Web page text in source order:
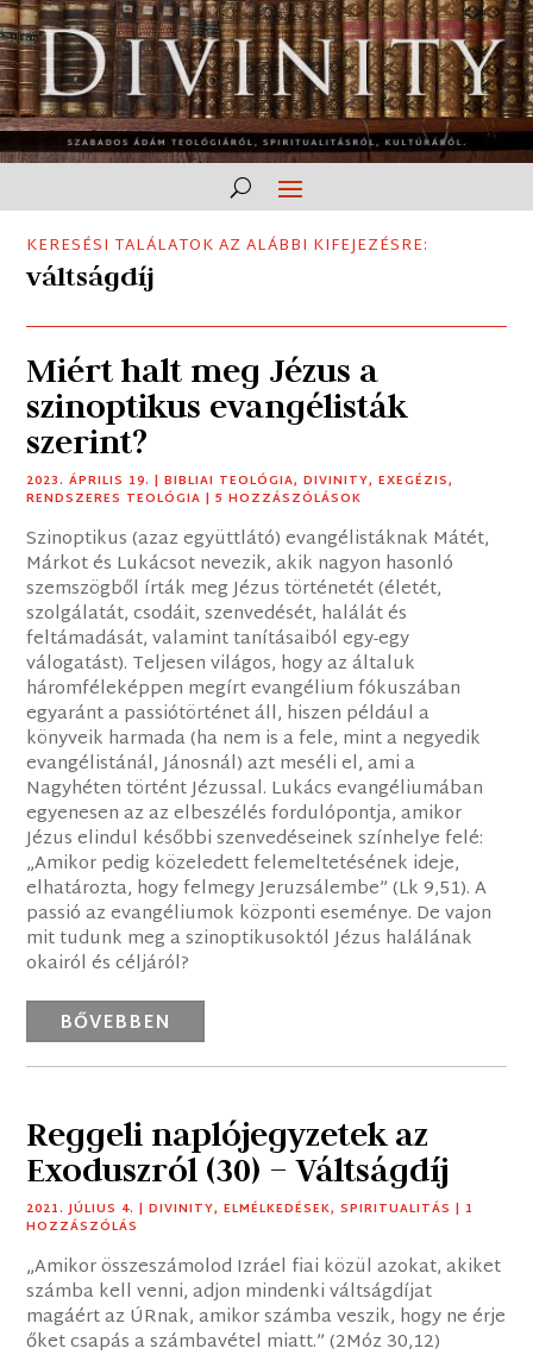
KERESÉSI TALÁLATOK AZ ALÁBBI KIFEJEZÉSRE:
váltságdíj
Miért halt meg Jézus a
szinoptikus evangélisták
szerint?
2023. ÁPRILIS 19. |BIBLIAI TEOLÓGIA,DIVINITY,EXEGÉZIS,
RENDSZERES TEOLÓGIA | 5 HOZZÁSZÓLÁSOK
Szinoptikus (azaz együttlátó) evangélistáknak Mátét,
Márkot és Lukácsot nevezik, akik nagyon hasonló
szemszögből írták meg Jézus történetét (életét,
szolgálatát, csodáit, szenvedését, halálát és
feltámadását, valamint tanításaiból egy-egy
válogatást). Teljesen világos, hogy az általuk
háromféleképpen megírt evangélium fókuszában
egyaránt a passiótörténet áll, hiszen például a
könyveik harmada (ha nem is a fele, mint a negyedik
evangélistánál, Jánosnál) azt meséli el, ami a
Nagyhéten történt Jézussal. Lukács evangéliumában
egyenesen az az elbeszélés fordulópontja, amikor
Jézus elindul későbbi szenvedéseinek színhelye felé:
„Amikor pedig közeledett felemeltetésének ideje,
elhatározta, hogy felmegy Jeruzsálembe” (Lk 9,51). A
passió az evangéliumok központi eseménye. De vajon
mit tudunk meg a szinoptikusoktól Jézus halálának
okairól és céljáról?
BŐVEBBEN
Reggeli naplójegyzetek az
Exoduszról (30) – Váltságdíj
2021. JÚLIUS 4. |DIVINITY,ELMÉLKEDÉSEK,SPIRITUALITÁS | 1
HOZZÁSZÓLÁS
„Amikor összeszámolod Izráel fiai közül azokat, akiket
számba kell venni, adjon mindenki váltságdíjat
magáért az ÚRnak, amikor számba veszik, hogy ne érje
őket csapás a számbavétel miatt.” (2Móz 30,12)